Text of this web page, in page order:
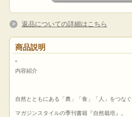
返品についての詳細はこちら
商品説明
"
内容紹介
自然とともにある「農」「食」「人」をつなぐ
マガジンスタイルの季刊書籍『自然栽培』。